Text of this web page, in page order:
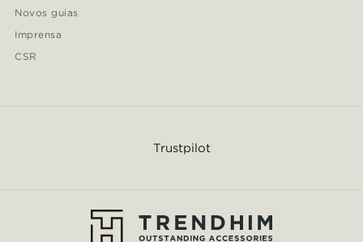
Novos guias
Imprensa
CSR
Trustpilot